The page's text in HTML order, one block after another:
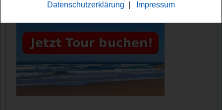
Datenschutzerklärung Impressum